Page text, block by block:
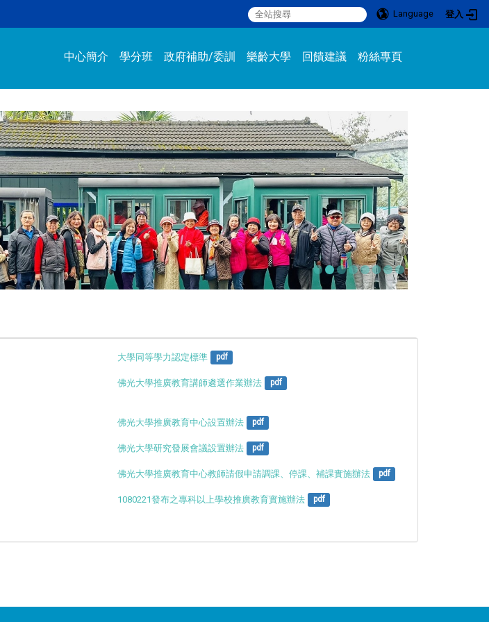
Language
登入
中心簡介
學分班 政府補助/委訓 樂齡大學 回饋建議 粉絲專頁
大學同等學力認定標準 pdf
佛光大學推廣教育講師遴選作業辦法 pdf
佛光大學推廣教育中心設置辦法 pdf
佛光大學研究發展會議設置辦法 pdf
佛光大學推廣教育中心教師請假申請調課、停課、補課實施辦法 pdf
1080221發布之專科以上學校推廣教育實施辦法 pdf